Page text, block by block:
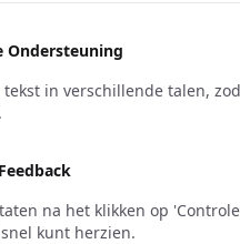
Ondersteuning
tekst in verschillende talen,
na het klikken op
kunt herzien.